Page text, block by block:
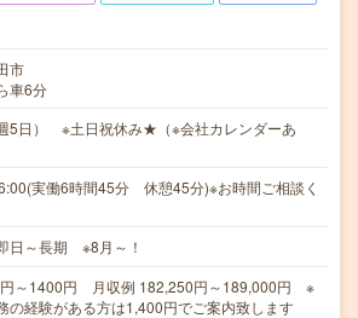
市
車6分
5日） ※土日祝休み★（※会社カレンダーあ
実働6時間45分 休憩45分)※お時間ご相談く
日～長期 ※8月～！
～1400円 月収例 182,250円～189,000円 ※
の経験がある方は1,400円でご案内致します